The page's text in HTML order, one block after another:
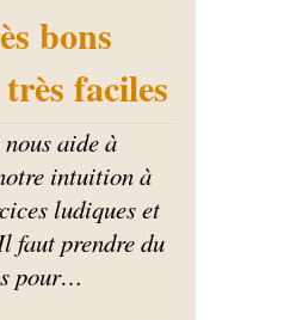
bons
faciles
aide à
intuition à
ludiques et
faut prendre du
pour…
exercices très faciles »